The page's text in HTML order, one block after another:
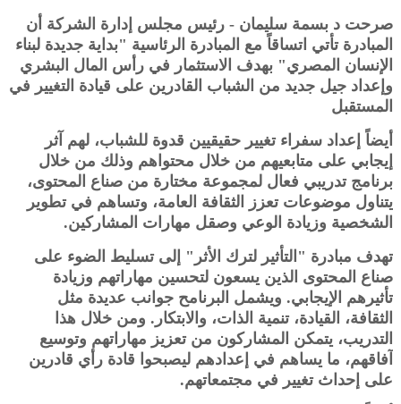
صرحت د بسمة سليمان - رئيس مجلس إدارة الشركة أن
المبادرة تأتي اتساقاً مع المبادرة الرئاسية "بداية جديدة لبناء
الإنسان المصري" بهدف الاستثمار في رأس المال البشري
وإعداد جيل جديد من الشباب القادرين على قيادة التغيير في
المستقبل
أيضاً إعداد سفراء تغيير حقيقيين قدوة للشباب، لهم آثر
إيجابي على متابعيهم من خلال محتواهم وذلك من خلال
برنامج تدريبي فعال لمجموعة مختارة من صناع المحتوى،
يتناول موضوعات تعزز الثقافة العامة، وتساهم في تطوير
الشخصية وزيادة الوعي وصقل مهارات المشاركين.
تهدف مبادرة "التأثير لترك الأثر" إلى تسليط الضوء على
صناع المحتوى الذين يسعون لتحسين مهاراتهم وزيادة
تأثيرهم الإيجابي. ويشمل البرنامح جوانب عديدة مثل
الثقافة، القيادة، تنمية الذات، والابتكار. ومن خلال هذا
التدريب، يتمكن المشاركون من تعزيز مهاراتهم وتوسيع
آفاقهم، ما يساهم في إعدادهم ليصبحوا قادة رأي قادرين
على إحداث تغيير في مجتمعاتهم.